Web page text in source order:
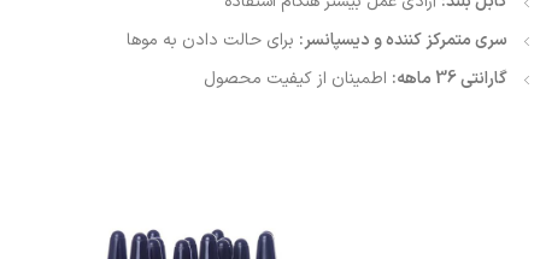
سری متمرکز کننده و دیسپانسر: برای حالت دادن به موها
گارانتی 36 ماهه:
اطمینان از کیفیت محصول